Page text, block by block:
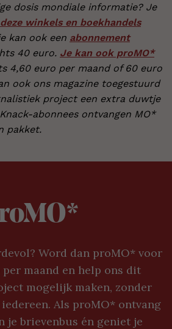
dosis mondiale informatie? Je
winkels en boekhandels
kan ook een abonnement
40 euro. Je kan ook proMO*
4,60 euro per maand of 60 euro
ook ons magazine toegestuurd
project een extra duwtje
abonnees ontvangen MO*
pakket.
Word dan proMO* voor
maand en help ons dit
mogelijk maken, zonder
Als proMO* ontvang
je brievenbus én geniet je